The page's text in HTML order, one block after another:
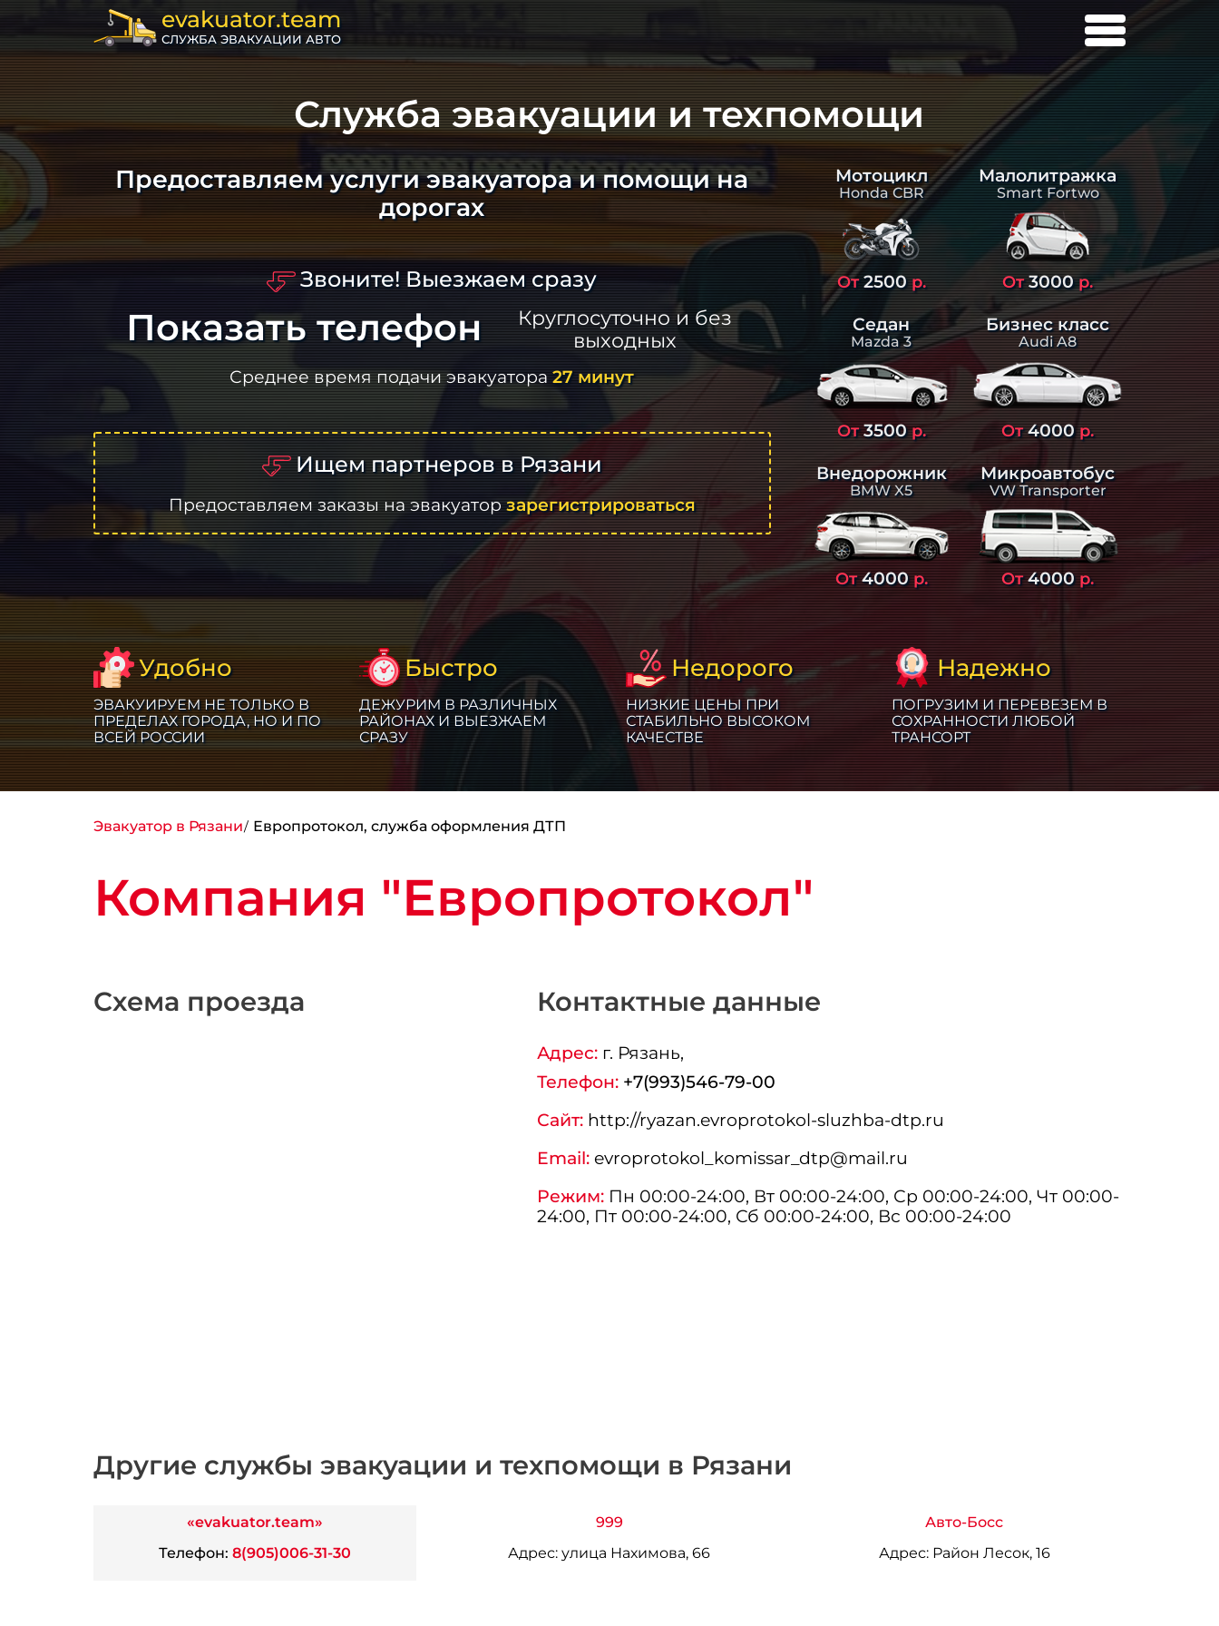
evakuator.team
СЛУЖБА ЭВАКУАЦИИ АВТО
Служба эвакуации и техпомощи
Предоставляем услуги эвакуатора и помощи на
дорогах
Звоните! Выезжаем сразу
Показать телефон
Круглосуточно и без
выходных
Среднее время подачи эвакуатора27 минут
Ищем партнеров в Рязани
Предоставляем заказы на эвакуатор зарегистрироваться
Мотоцикл
Honda CBR
От2500р.
Малолитражка
Smart Fortwo
От3000р.
Седан
Mazda 3
От3500р.
Бизнес класс
Audi A8
От4000р.
Внедорожник
BMW X5
От4000р.
Микроавтобус
VW Transporter
От4000р.
Удобно
ЭВАКУИРУЕМ НЕ ТОЛЬКО В
ПРЕДЕЛАХ ГОРОДА, НО И ПО
ВСЕЙ РОССИИ
Быстро
ДЕЖУРИМ В РАЗЛИЧНЫХ
РАЙОНАХ И ВЫЕЗЖАЕМ
СРАЗУ
Недорого
НИЗКИЕ ЦЕНЫ ПРИ
СТАБИЛЬНО ВЫСОКОМ
КАЧЕСТВЕ
Надежно
ПОГРУЗИМ И ПЕРЕВЕЗЕМ В
СОХРАННОСТИ ЛЮБОЙ
ТРАНСОРТ
Эвакуатор в Рязани Европротокол, служба оформления ДТП
Компания "Европротокол"
Схема проезда Контактные данные
Адрес:г. Рязань,
Телефон: +7(993)546-79-00
Сайт:http://ryazan.evroprotokol-sluzhba-dtp.ru
Email:evroprotokol_komissar_dtp@mail.ru
Режим:Пн 00:00-24:00, Вт 00:00-24:00, Ср 00:00-24:00, Чт 00:00-
24:00, Пт 00:00-24:00, Сб 00:00-24:00, Вс 00:00-24:00
Другие службы эвакуации и техпомощи в Рязани
«evakuator.team»
Телефон: 8(905)006-31-30
999
Адрес: улица Нахимова, 66
Авто-Босс
Адрес:Район Лесок, 16